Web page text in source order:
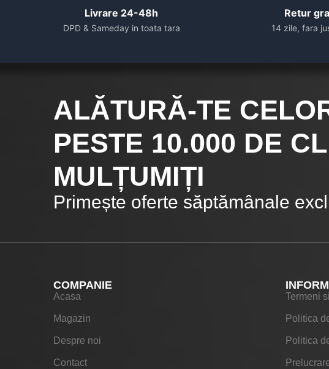
Livrare 24-48h
DPD & Sameday in toata tara
Retur
14 zile, fara
ALĂTURĂ-TE
PESTE 10.000 DE
MULȚUMIȚI
Primește oferte săptămânale
COMPANIE
Acasa
Magazin
Despre noi
Contact
Termeni
Politica
Politica